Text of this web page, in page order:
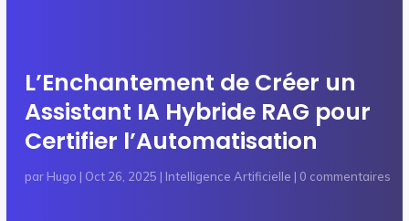
L’Enchantement de Créer un
Assistant IA Hybride RAG pour
Certifier l’Automatisation
par Hugo | Oct 26, 2025 | Intelligence Artificielle | 0 commentaires